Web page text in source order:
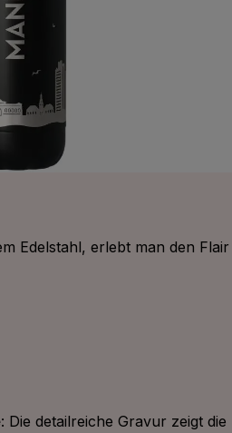
Edelstahl, erlebt man den
: Die detailreiche Gravur zeigt die